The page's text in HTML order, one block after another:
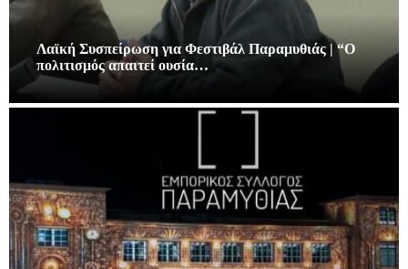
Λαϊκή Συσπείρωση για Φεστιβάλ Παραμυθιάς | “Ο
πολιτισμός απαιτεί ουσία…